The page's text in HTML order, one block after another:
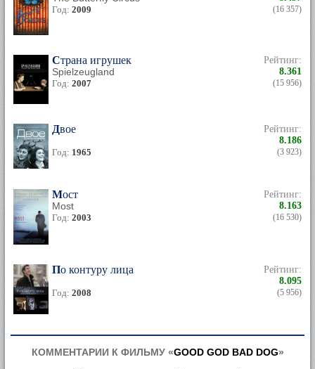
Год: 2009 (16 357)
Страна игрушек
Spielzeugland
Год: 2007
Рейтинг:
8.361
(15 956)
Двое
Год: 1965
Рейтинг:
8.186
(3 923)
Мост
Most
Год: 2003
Рейтинг:
8.163
(16 530)
По контуру лица
Год: 2008
Рейтинг:
8.095
(5 956)
КОММЕНТАРИИ К ФИЛЬМУ «GOOD GOD BAD DOG»